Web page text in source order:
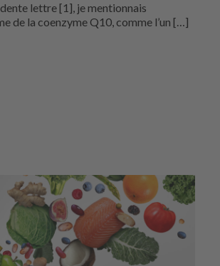
lettre [1], je mentionnais
de la coenzyme Q10, comme l’un […]